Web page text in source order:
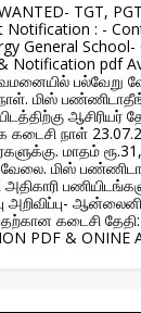
TGT,
Notification : -
General School-
Notification pdf
பல்வேறு
மிஸ்
ஆசிரியர்
நாள்
மாதம்
வேலை. மிஸ்
அறிவிப்பு-
கடைசி தேதி:
PDF & ONINE